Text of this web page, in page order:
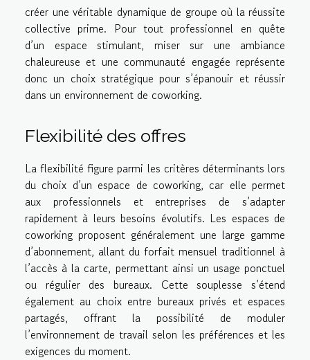
créer une véritable dynamique de groupe où la réussite
collective prime. Pour tout professionnel en quête
d’un espace stimulant, miser sur une ambiance
chaleureuse et une communauté engagée représente
donc un choix stratégique pour s’épanouir et réussir
dans un environnement de coworking.
Flexibilité des offres
La flexibilité figure parmi les critères déterminants lors
du choix d’un espace de coworking, car elle permet
aux professionnels et entreprises de s’adapter
rapidement à leurs besoins évolutifs. Les espaces de
coworking proposent généralement une large gamme
d’abonnement, allant du forfait mensuel traditionnel à
l’accès à la carte, permettant ainsi un usage ponctuel
ou régulier des bureaux. Cette souplesse s’étend
également au choix entre bureaux privés et espaces
partagés, offrant la possibilité de moduler
l’environnement de travail selon les préférences et les
exigences du moment.